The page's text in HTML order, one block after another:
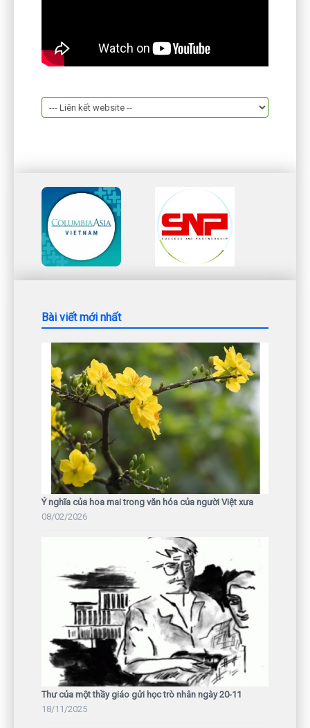
Bài viết mới nhất
Ý nghĩa của hoa mai trong văn hóa của người Việt xưa
08/02/2026
Thư của một thầy giáo gửi học trò nhân ngày 20-11
18/11/2025